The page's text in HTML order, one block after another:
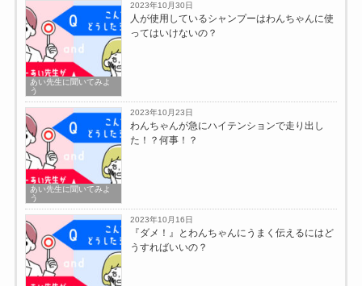
あい先生に聞いてみよ
う
2023年10月30日
人が使用しているシャンプーはわんちゃんに使
ってはいけないの？
あい先生に聞いてみよ
う
2023年10月23日
わんちゃんが急にハイテンションで走り出し
た！？何事！？
2023年10月16日
『ダメ！』とわんちゃんにうまく伝えるにはど
うすればいいの？